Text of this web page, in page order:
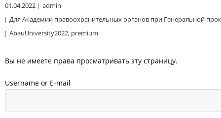
01.04.2022
admin
Для Академии правоохранительных органов при Генеральной
AbauUniversity2022, premium
Вы не имеете права просматривать эту страницу.
Username or E-mail